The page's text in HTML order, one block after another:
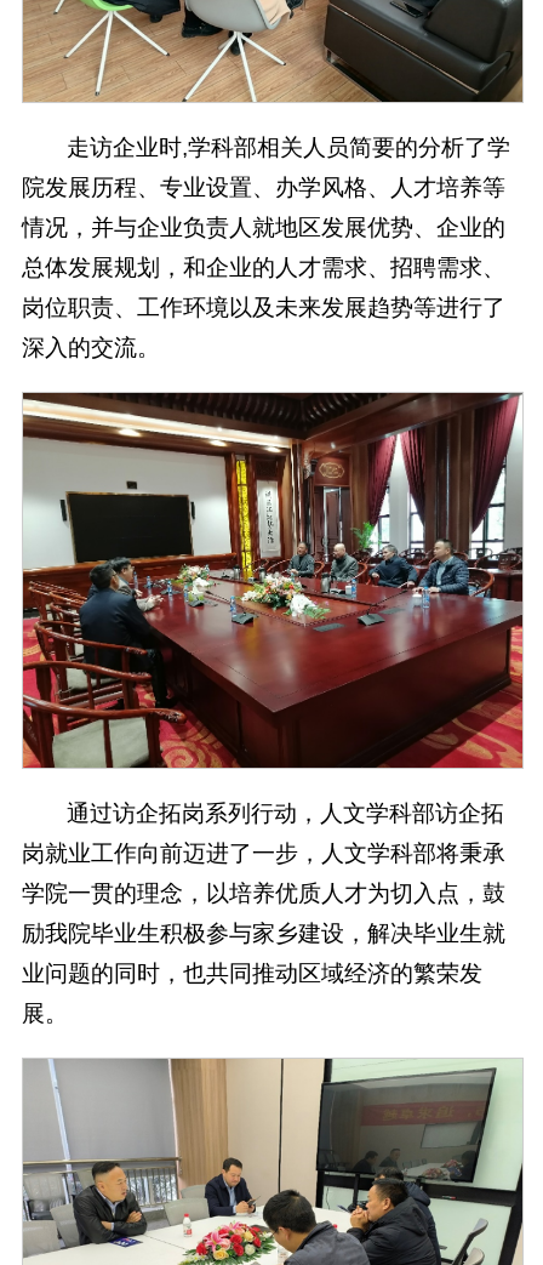
走访企业时,学科部相关人员简要的分析了学
院发展历程、专业设置、办学风格、人才培养等
情况，并与企业负责人就地区发展优势、企业的
总体发展规划，和企业的人才需求、招聘需求、
岗位职责、工作环境以及未来发展趋势等进行了
深入的交流。
通过访企拓岗系列行动，人文学科部访企拓
岗就业工作向前迈进了一步，人文学科部将秉承
学院一贯的理念，以培养优质人才为切入点，鼓
励我院毕业生积极参与家乡建设，解决毕业生就
业问题的同时，也共同推动区域经济的繁荣发
展。